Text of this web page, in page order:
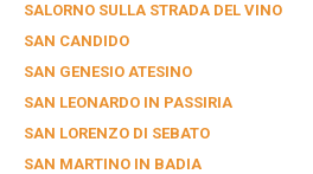
SALORNO SULLA STRADA DEL VINO
SAN CANDIDO
SAN GENESIO ATESINO
SAN LEONARDO IN PASSIRIA
SAN LORENZO DI SEBATO
SAN MARTINO IN BADIA